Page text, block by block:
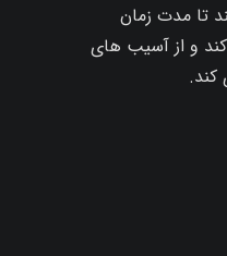
تا مدت زمان
و از آسیب‌ های
کند.